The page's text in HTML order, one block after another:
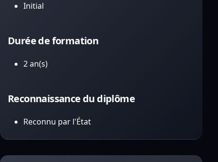
Initial
Durée de formation
2 an(s)
Reconnaissance du diplôme
Reconnu par l'État